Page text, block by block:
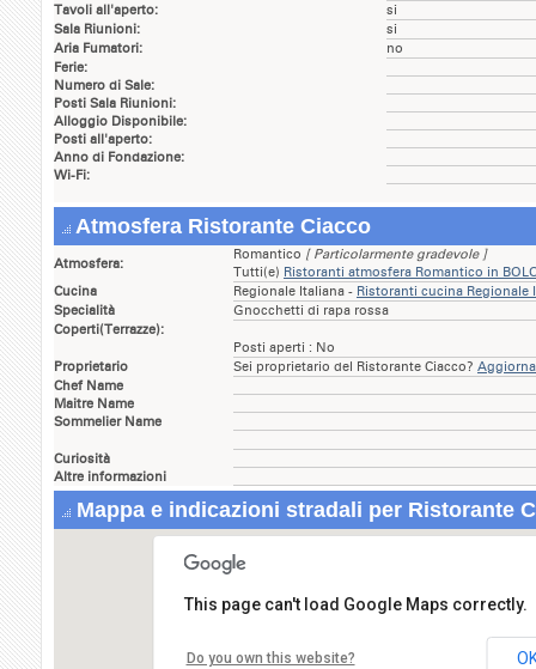
Tavoli all'aperto:
si
Sala Riunioni:
si
Aria Fumatori:
no
Ferie:
Numero di Sale:
Posti Sala Riunioni:
Alloggio Disponibile:
Posti all'aperto:
Anno di Fondazione:
Wi-Fi:
Atmosfera Ristorante Ciacco
Atmosfera:
Romantico [ Particolarmente gradevole ]
Tutti(e) Ristoranti atmosfera Romantico in
Cucina
Regionale Italiana - Ristoranti cucina Regionale
Specialità
Gnocchetti di rapa rossa
Coperti(Terrazze):
Posti aperti : No
Proprietario
Sei proprietario del Ristorante Ciacco?
Chef Name
Maitre Name
Sommelier Name
Curiosità
Altre informazioni
Mappa e indicazioni stradali per Ristorante
This page can't load Google Maps correctly.
Do you own this website?